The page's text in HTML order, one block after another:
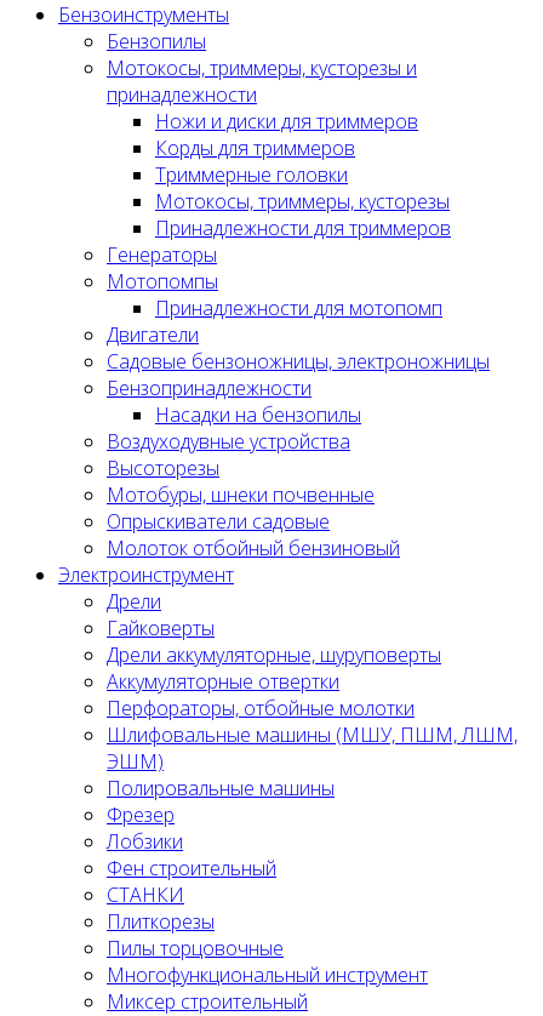
Бензоинструменты
Бензопилы
Мотокосы, триммеры, кусторезы и
принадлежности
Ножи и диски для триммеров
Корды для триммеров
Триммерные головки
Мотокосы, триммеры, кусторезы
Принадлежности для триммеров
Генераторы
Мотопомпы
Принадлежности для мотопомп
Двигатели
Садовые бензоножницы, электроножницы
Бензопринадлежности
Насадки на бензопилы
Воздуходувные устройства
Высоторезы
Мотобуры, шнеки почвенные
Опрыскиватели садовые
Молоток отбойный бензиновый
Электроинструмент
Дрели
Гайковерты
Дрели аккумуляторные, шуруповерты
Аккумуляторные отвертки
Перфораторы, отбойные молотки
Шлифовальные машины (МШУ, ПШМ, ЛШМ,
ЭШМ)
Полировальные машины
Фрезер
Лобзики
Фен строительный
СТАНКИ
Плиткорезы
Пилы торцовочные
Многофункциональный инструмент
Миксер строительный